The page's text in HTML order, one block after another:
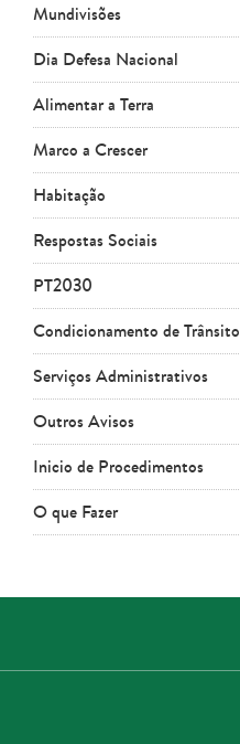
Mundivisões
Dia Defesa Nacional
Alimentar a Terra
Marco a Crescer
Habitação
Respostas Sociais
PT2030
Condicionamento de Trânsito
Serviços Administrativos
Outros Avisos
Inicio de Procedimentos
O que Fazer